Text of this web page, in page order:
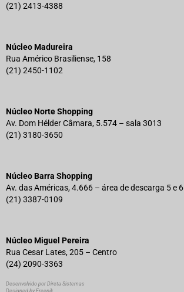
(21) 2413-4388
Núcleo Madureira
Rua Américo Brasiliense, 158
(21) 2450-1102
Núcleo Norte Shopping
Av. Dom Hélder Câmara, 5.574 – sala 3013
(21) 3180-3650
Núcleo Barra Shopping
Av. das Américas, 4.666 – área de descarga 5 e 6
(21) 3387-0109
Núcleo Miguel Pereira
Rua Cesar Lates, 205 – Centro
(24) 2090-3363
Desenvolvido por Direta Sistemas
Designed by Freepik